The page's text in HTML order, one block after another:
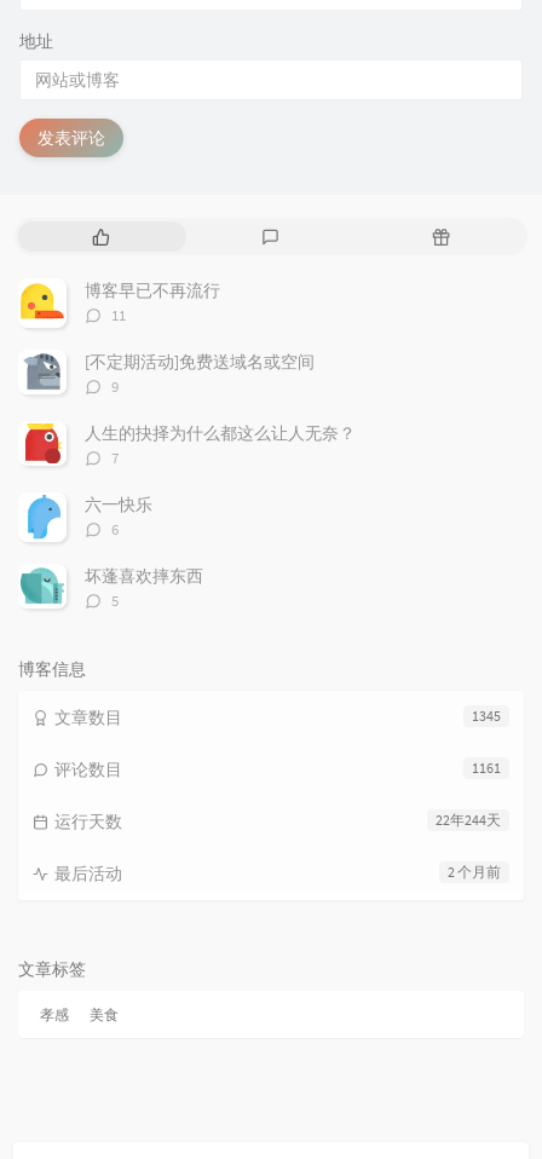
地址
发表评论
热
文
章
随
博客早已不再流行
评
数：
11
[不定期活动]免费送域名或空间
评
数：
9
人生的抉择为什么都这么让人无奈？
评
数：
7
六一快乐
评
数：
6
坏蓬喜欢摔东西
评
5
博客信息
1345
文章数目
1161
评论数目
22年244天
运行天数
2 个月前
最后活动
文章标签
孝感 美食